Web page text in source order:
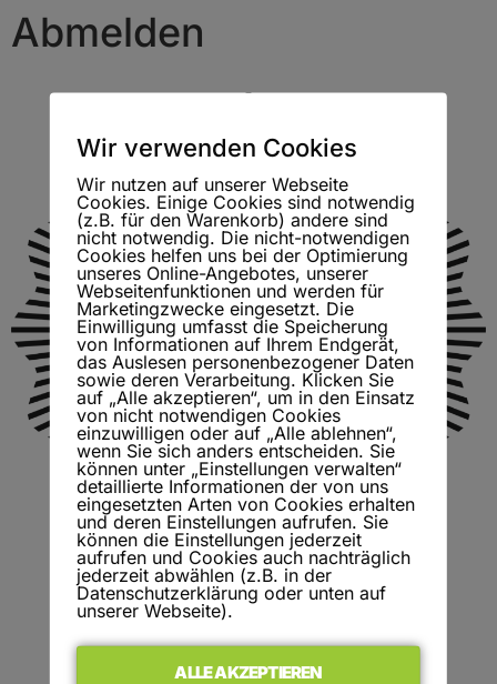
Abmelden
Alle Rechte vorbehalten
Wir verwenden Cookies
Wir nutzen auf unserer Webseite
Cookies. Einige Cookies sind notwendig
(z.B. für den Warenkorb) andere sind
nicht notwendig. Die nicht-notwendigen
Cookies helfen uns bei der Optimierung
unseres Online-Angebotes, unserer
Webseitenfunktionen und werden für
Marketingzwecke eingesetzt. Die
Einwilligung umfasst die Speicherung
von Informationen auf Ihrem Endgerät,
das Auslesen personenbezogener Daten
sowie deren Verarbeitung. Klicken Sie
auf „Alle akzeptieren“, um in den Einsatz
von nicht notwendigen Cookies
einzuwilligen oder auf „Alle ablehnen“,
wenn Sie sich anders entscheiden. Sie
können unter „Einstellungen verwalten“
detaillierte Informationen der von uns
eingesetzten Arten von Cookies erhalten
und deren Einstellungen aufrufen. Sie
können die Einstellungen jederzeit
aufrufen und Cookies auch nachträglich
jederzeit abwählen (z.B. in der
Datenschutzerklärung oder unten auf
unserer Webseite).
ALLE AKZEPTIEREN